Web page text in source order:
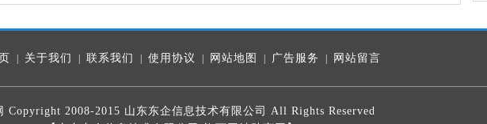
关于我们 联系我们 使用协议 网站地图 广告服务 网站留言
Copyright 2008-2015 山东东企信息技术有限公司 All Rights Reserved